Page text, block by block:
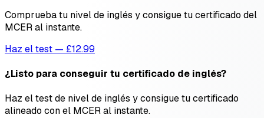
Comprueba tu nivel de inglés y consigue tu certificado del
MCER al instante.
Haz el test — £12.99
¿Listo para conseguir tu certificado de inglés?
Haz el test de nivel de inglés y consigue tu certificado
alineado con el MCER al instante.